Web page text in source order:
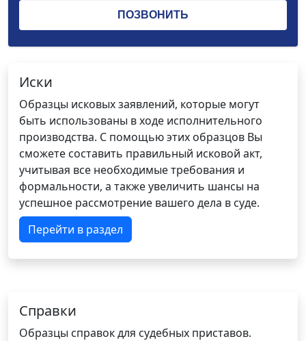
Иски
Образцы исковых заявлений, которые могут
быть использованы в ходе исполнительного
производства. С помощью этих образцов Вы
сможете составить правильный исковой акт,
учитывая все необходимые требования и
формальности, а также увеличить шансы на
успешное рассмотрение вашего дела в суде.
Перейти в раздел
Справки
Образцы справок для судебных приставов.